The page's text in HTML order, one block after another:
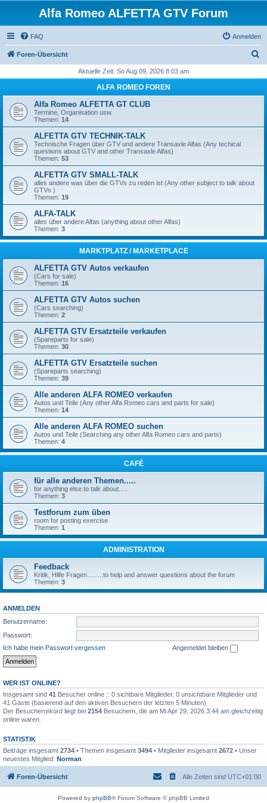
Alfa Romeo ALFETTA GTV Forum
FAQ Anmelden
Foren-Übersicht
h
Aktuelle Zeit: So Aug 09, 2026 8:03 am
ALFA ROMEO FOREN
Alfa Romeo ALFETTA GT CLUB
Termine, Organisation usw.
Themen: 14
ALFETTA GTV TECHNIK-TALK
Technische Fragen über GTV und andere Transaxle Alfas (Any techical
questions about GTV and other Transaxle Alfas)
Themen: 53
ALFETTA GTV SMALL-TALK
alles andere was über die GTVs zu reden ist (Any other subject to talk about
GTVs )
Themen: 19
ALFA-TALK
alles über andere Alfas (anything about other Alfas)
Themen: 3
MARKTPLATZ / MARKETPLACE
ALFETTA GTV Autos verkaufen
(Cars for sale)
Themen: 16
ALFETTA GTV Autos suchen
(Cars searching)
Themen: 2
ALFETTA GTV Ersatzteile verkaufen
(Spareparts for sale)
Themen: 30
ALFETTA GTV Ersatzteile suchen
(Spareparts searching)
Themen: 39
Alle anderen ALFA ROMEO verkaufen
Autos und Teile (Any other Alfa Romeo cars and parts for sale)
Themen: 14
Alle anderen ALFA ROMEO suchen
Autos und Teile (Searching any other Alfa Romeo cars and parts)
Themen: 4
CAFÉ
für alle anderen Themen.....
for anything else to talk about.....
Themen: 3
Testforum zum üben
room for posting exercise
Themen: 1
ADMINISTRATION
Feedback
Kritik, Hilfe Fragen.........to help and answer questions about the forum
Themen: 3
ANMELDEN
Benutzername:
Passwort:
Ich habe mein Passwort vergessen
Angemeldet bleiben
WER IST ONLINE?
Insgesamt sind 41 Besucher online :: 0 sichtbare Mitglieder, 0 unsichtbare Mitglieder und
41 Gäste (basierend auf den aktiven Besuchern der letzten 5 Minuten)
Der Besucherrekord liegt bei 2154 Besuchern, die am Mi Apr 29, 2026 3:44 am gleichzeitig
online waren.
STATISTIK
Beiträge insgesamt 2734 • Themen insgesamt 3494 • Mitglieder insgesamt 2672 • Unser
neuestes Mitglied: Norman
Foren-Übersicht Alle Zeiten sind UTC+01:00
Powered by phpBB® Forum Software © phpBB Limited